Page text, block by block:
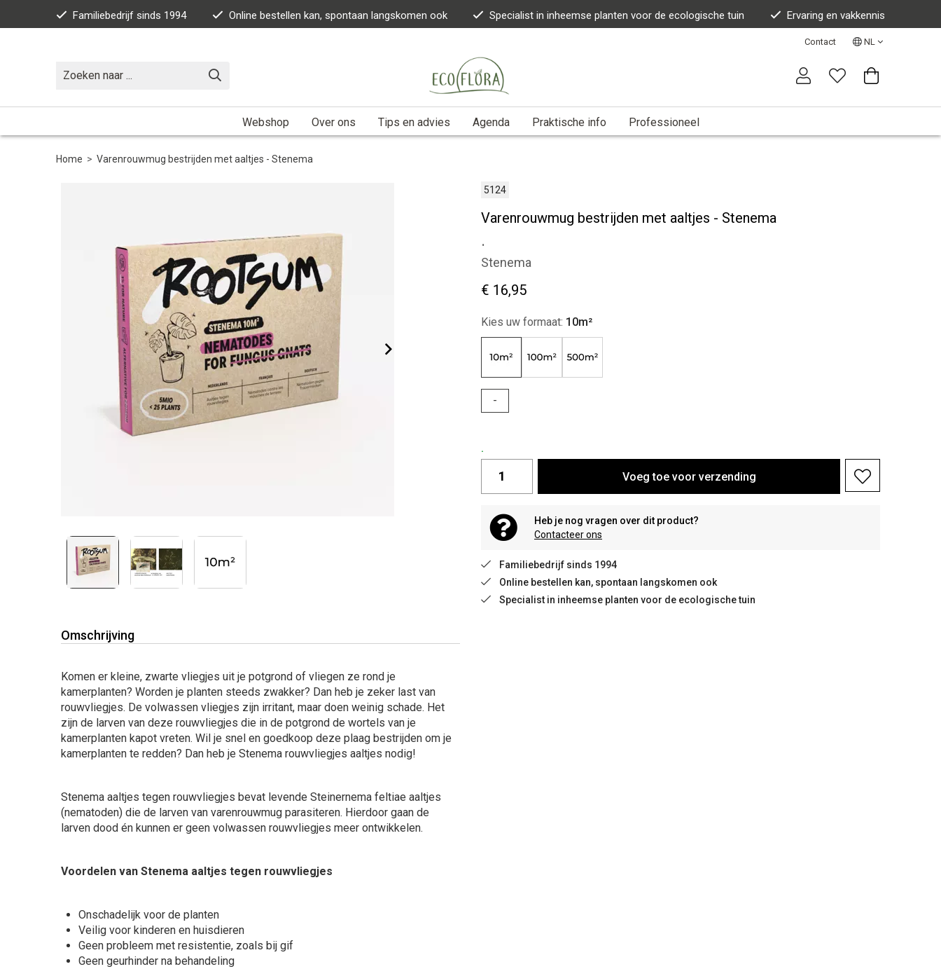
Familiebedrijf sinds 1994 Online bestellen kan, spontaan langskomen ook Specialist in inheemse planten voor de ecologische tuin Ervaring en vakkennis
Contact NL
Webshop Over ons Tips en advies Agenda Praktische info Professioneel
Home > Varenrouwmug bestrijden met aaltjes - Stenema
5124
Varenrouwmug bestrijden met aaltjes - Stenema
.
Stenema
€ 16,95
Kies uw formaat: 10m²
-
.
Voeg toe voor verzending
Heb je nog vragen over dit product?
Contacteer ons
Familiebedrijf sinds 1994
Online bestellen kan, spontaan langskomen ook
Specialist in inheemse planten voor de ecologische tuin
Omschrijving
Komen er kleine, zwarte vliegjes uit je potgrond of vliegen ze rond je
kamerplanten? Worden je planten steeds zwakker? Dan heb je zeker last van
rouwvliegjes. De volwassen vliegjes zijn irritant, maar doen weinig schade. Het
zijn de larven van deze rouwvliegjes die in de potgrond de wortels van je
kamerplanten kapot vreten. Wil je snel en goedkoop deze plaag bestrijden om je
kamerplanten te redden? Dan heb je Stenema rouwvliegjes aaltjes nodig!
Stenema aaltjes tegen rouwvliegjes bevat levende Steinernema feltiae aaltjes
(nematoden) die de larven van varenrouwmug parasiteren. Hierdoor gaan de
larven dood én kunnen er geen volwassen rouwvliegjes meer ontwikkelen.
Voordelen van Stenema aaltjes tegen rouwvliegjes
Onschadelijk voor de planten
Veilig voor kinderen en huisdieren
Geen probleem met resistentie, zoals bij gif
Geen geurhinder na behandeling